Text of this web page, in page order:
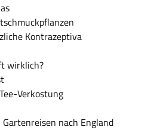
Kontrazeptiva
wirklich?
Verkostung
Gartenreisen nach England